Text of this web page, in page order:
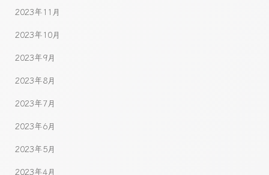
2023年11月
2023年10月
2023年9月
2023年8月
2023年7月
2023年6月
2023年5月
2023年4月